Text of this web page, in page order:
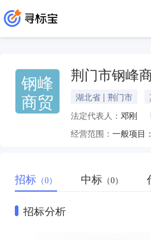
钢峰
商贸
荆门市钢峰
湖北省 | 荆门市
法定代表人： 邓刚
经营范围：
招标 （0） 中标 （0）
招标分析